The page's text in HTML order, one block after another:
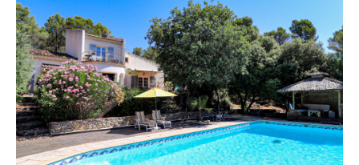
Ville
Budget
Surface
Surface